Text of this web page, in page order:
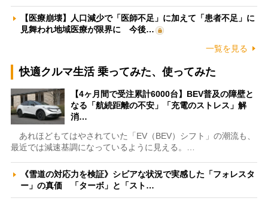
【医療崩壊】人口減少で「医師不足」に加えて「患者不足」に
見舞われ地域医療が限界に 今後…
一覧を見る
快適クルマ生活 乗ってみた、使ってみた
【4ヶ月間で受注累計6000台】BEV普及の障壁と
なる「航続距離の不安」「充電のストレス」解
消…
あれほどもてはやされていた「EV（BEV）シフト」の潮流も、
最近では減速基調になっているように見える。…
《雪道の対応力を検証》シビアな状況で実感した「フォレスタ
ー」の真価 「ターボ」と「スト…